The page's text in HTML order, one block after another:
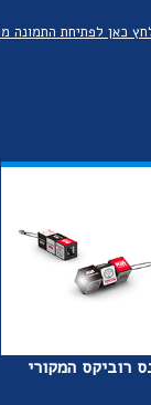
כאן לפתיחת התמונה
רוביקס המקורי